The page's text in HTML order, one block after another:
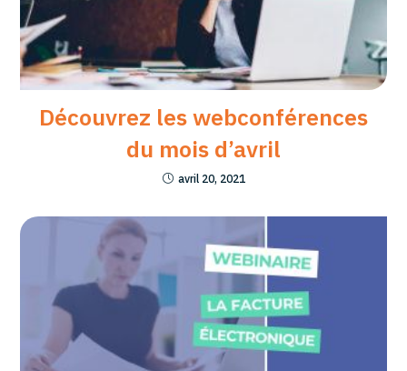
Découvrez les webconférences
du mois d’avril
avril 20, 2021